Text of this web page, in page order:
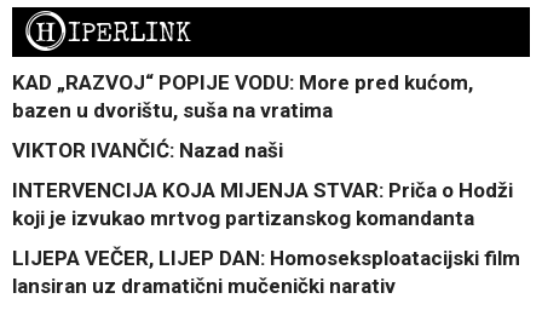
HIPERLINK
KAD „RAZVOJ“ POPIJE VODU: More pred kućom,
bazen u dvorištu, suša na vratima
VIKTOR IVANČIĆ: Nazad naši
INTERVENCIJA KOJA MIJENJA STVAR: Priča o Hodži
koji je izvukao mrtvog partizanskog komandanta
LIJEPA VEČER, LIJEP DAN: Homoseksploatacijski film
lansiran uz dramatični mučenički narativ